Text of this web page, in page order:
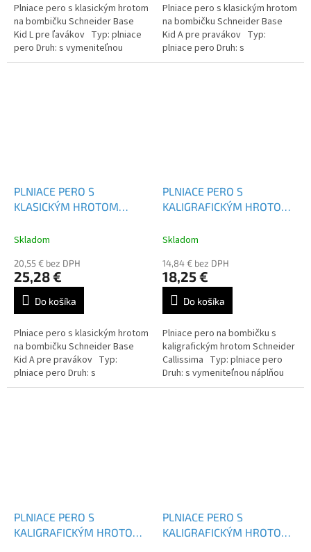
Plniace pero s klasickým hrotom
na bombičku Schneider Base
Kid L pre ľavákov Typ: plniace
pero Druh: s vymeniteľnou
náplňou Farba náplne: modrá
Plniace pero s klasickým hrotom
na bombičku Schneider Base
Kid A pre pravákov Typ:
plniace pero Druh: s
vymeniteľnou náplňou Farba
PLNIACE PERO S
KLASICKÝM HROTOM
Skladom
20,55 € bez DPH
25,28 €
Do košíka
Plniace pero s klasickým hrotom
na bombičku Schneider Base
Kid A pre pravákov Typ:
plniace pero Druh: s
vymeniteľnou náplňou Farba
PLNIACE PERO S
KALIGRAFICKÝM HROTOM
1,8 MM
Skladom
14,84 € bez DPH
18,25 €
Do košíka
Plniace pero na bombičku s
kaligrafickým hrotom Schneider
Callissima Typ: plniace pero
Druh: s vymeniteľnou náplňou
Farba náplne: apricot / bermuda
PLNIACE PERO S
KALIGRAFICKÝM HROTOM
PLNIACE PERO S
KALIGRAFICKÝM HROTOM